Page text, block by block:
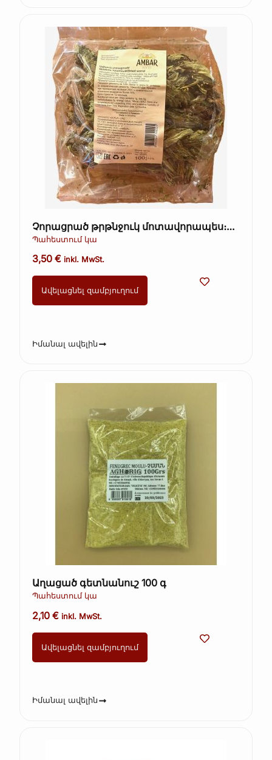
Չորացրած թրթնջուկ մոտավորապես։
70գ +-5գ (Ավելուկ)
Պահեստում կա
3,50€ inkl. MwSt.
Ավելացնել զամբյուղում
Իմանալ ավելին
Աղացած գետնանուշ 100 գ
Պահեստում կա
2,10€ inkl. MwSt.
Ավելացնել զամբյուղում
Իմանալ ավելին